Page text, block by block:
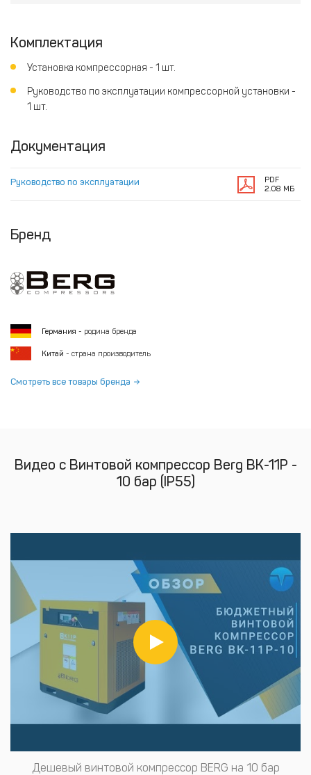
Комплектация
Установка компрессорная - 1 шт.
Руководство по эксплуатации компрессорной установки -
1 шт.
Документация
Руководство по эксплуатации
PDF
2.08 МБ
Бренд
Германия - родина бренда
Китай - страна производитель
Смотреть все товары бренда
Видео с Винтовой компрессор Berg ВК-11Р -
10 бар (IP55)
Дешевый винтовой компрессор BERG на 10 бар